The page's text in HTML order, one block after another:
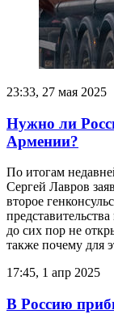
23:33, 27 мая 2025
Нужно ли
Армении?
По итогам
Сергей Лавров
второе
до сих пор не
также почему для
17:45, 1 апр 2025
В Россию